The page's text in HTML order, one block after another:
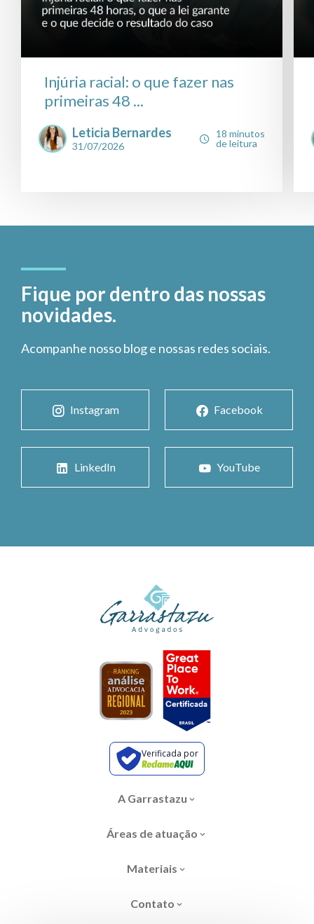
Injúria racial: o que fazer nas
primeiras 48 ...
Leticia Bernardes
31/07/2026
18 minutos
de leitura
Fique por dentro das nossas
novidades.
Acompanhe nosso blog e nossas redes sociais.
Instagram Facebook
LinkedIn YouTube
Verificada por
A Garrastazu
Áreas de atuação
Materiais
Contato